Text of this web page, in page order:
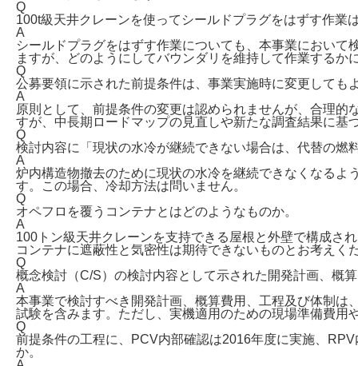
Q
100t級天井クレーンを使ってシールドプラグをはずす作業
A
シールドプラグをはずす作業についても、本事業におい
ますが、どのようにしてバウンダリを維持して作業する
Q
公募要領に示された前提条件は、事業実施時に変更しても
A
原則として、前提条件の変更は認められませんが、合理
すが、中長期ロードマップの見直しや新たな調査結果に
Q
検討内容に「現状の水冷が継続できない場合は、代替の
A
炉内構造物撤去のために現状の水冷を継続できなくなる
す。この場合、冷却方法は問いません。
Q
オペフロを覆うコンテナとはどのようなものか。
A
100トン級天井クレーンを支持できる屋根と外壁で構成さ
コンテナに遮蔽性と気密性は期待できないものとお考えく
Q
概念検討（C/S）の検討内容として示された開発計画、概
A
本事業で検討すべき開発計画、概算費用、工程及び体制
試験を含みます。ただし、実機適用のための現場準備費用
Q
前提条件の工程に、PCV内部確認は2016年度に実施、
か。